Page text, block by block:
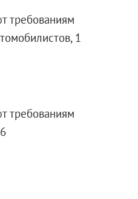
требованиям
1
требованиям